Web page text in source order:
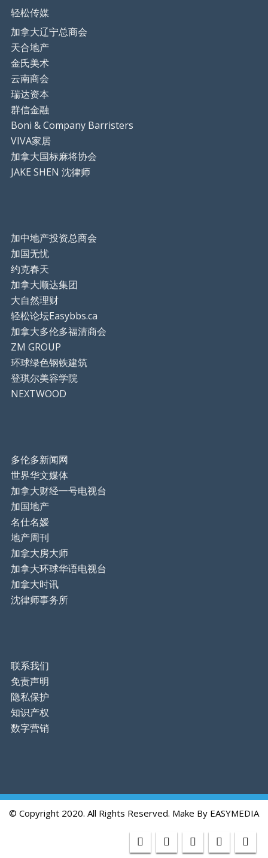
轻松传媒
加拿大辽宁总商会
天合地产
金氏美术
云南商会
瑞达资本
群信金融
Boni & Company Barristers
VIVA家居
加拿大国标麻将协会
JAKE SHEN 沈律师
加中地产投资总商会
加国无忧
约克春天
加拿大顺达集团
大自然理财
轻松论坛Easybbs.ca
加拿大多伦多福清商会
ZM GROUP
环球绿色钢铁建筑
登琪尔美容学院
NEXTWOOD
多伦多新闻网
世界华文媒体
加拿大财经一号电视台
加国地产
名仕名嫒
地产周刊
加拿大房大师
加拿大环球华语电视台
加拿大时讯
沈律师事务所
联系我们
免责声明
隐私保护
知识产权
数字营销
© Copyright 2020. All Rights Reserved. Make By EASYMEDIA